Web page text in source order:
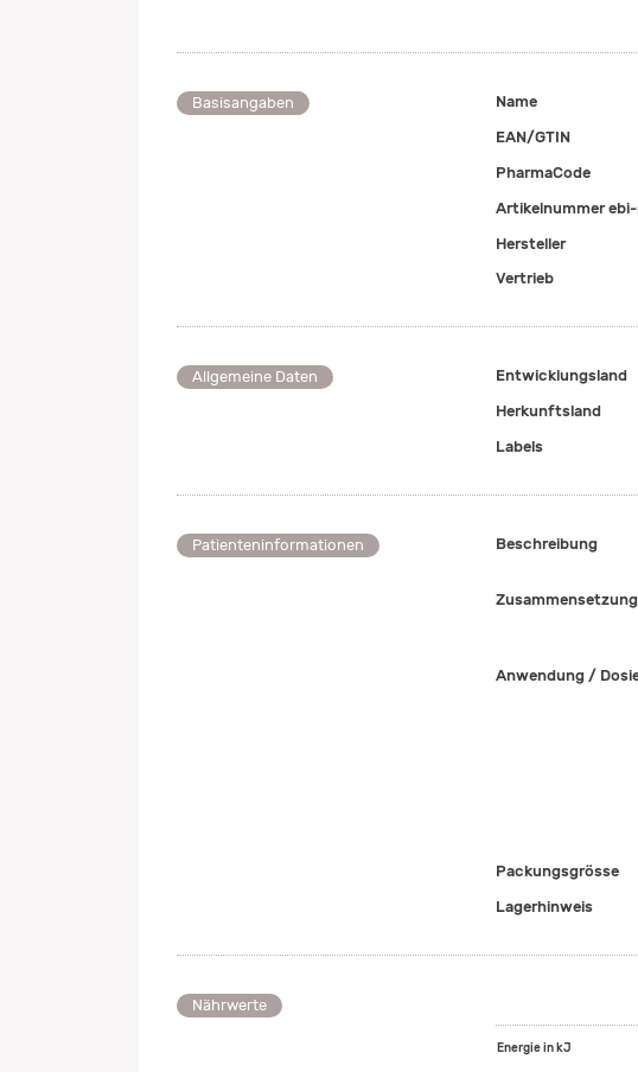
Basisangaben Name
EAN/GTIN
PharmaCode
Artikelnummer
Hersteller
Vertrieb
Allgemeine Daten Entwicklungsland
Herkunftsland
Labels
Patienteninformationen Beschreibung
Anwendung /
Packungsgrösse
Lagerhinweis
Nährwerte
Energie in kJ